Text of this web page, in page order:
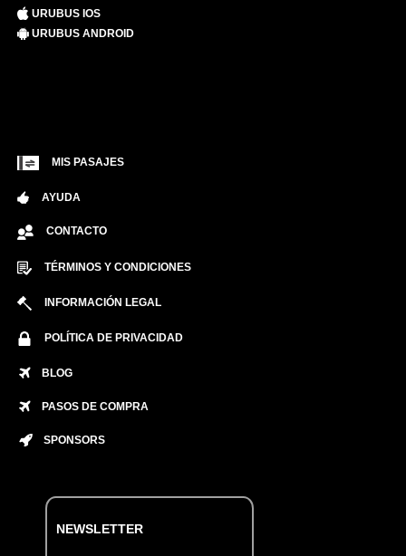
URUBUS IOS
URUBUS ANDROID
MIS PASAJES
AYUDA
CONTACTO
TÉRMINOS Y CONDICIONES
INFORMACIÓN LEGAL
POLÍTICA DE PRIVACIDAD
BLOG
PASOS DE COMPRA
SPONSORS
NEWSLETTER